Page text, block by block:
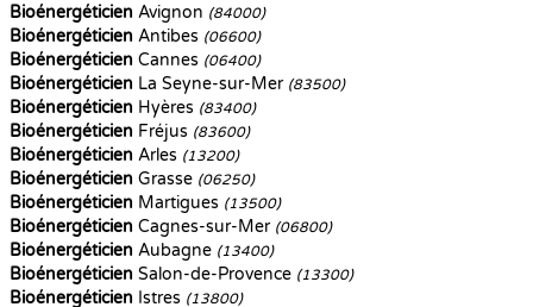
Bioénergéticien Avignon (84000)
Bioénergéticien Antibes (06600)
Bioénergéticien Cannes (06400)
Bioénergéticien La Seyne-sur-Mer (83500)
Bioénergéticien Hyères (83400)
Bioénergéticien Fréjus (83600)
Bioénergéticien Arles (13200)
Bioénergéticien Grasse (06250)
Bioénergéticien Martigues (13500)
Bioénergéticien Cagnes-sur-Mer (06800)
Bioénergéticien Aubagne (13400)
Bioénergéticien Salon-de-Provence (13300)
Bioénergéticien Istres (13800)